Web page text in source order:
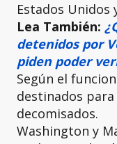
Estados Unidos
Lea También:
detenidos por
piden poder
Según el
destinados
decomisados.
Washington y